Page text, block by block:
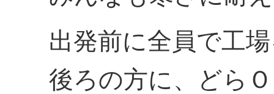
出発前に全員で工
後ろの方に、どら